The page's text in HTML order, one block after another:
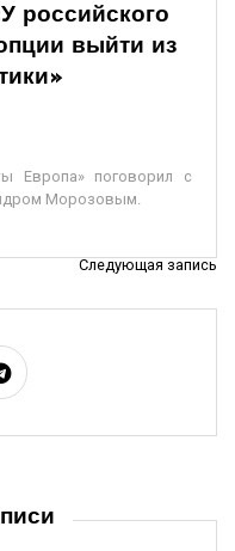
российского
выйти из
Европа» поговорил с
Морозовым.
Следующая запись